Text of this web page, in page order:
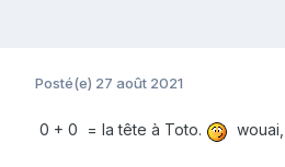
Posté(e) 27 août 2021
0 + 0 = la tête à Toto.